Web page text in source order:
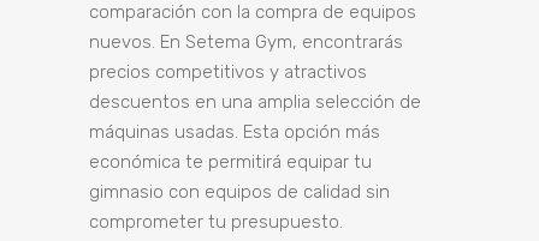
comparación con la compra de equipos
nuevos. En Setema Gym, encontrarás
precios competitivos y atractivos
descuentos en una amplia selección de
máquinas usadas. Esta opción más
económica te permitirá equipar tu
gimnasio con equipos de calidad sin
comprometer tu presupuesto.